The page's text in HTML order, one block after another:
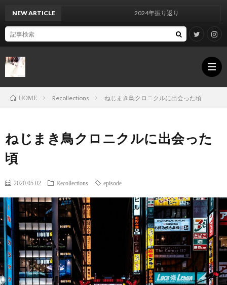
NEW ARTICLE 2024年振り返り
HOME Recollections ねじまき鳥クロニクルに出会った頃
ねじまき鳥クロニクルに出会った
頃
2020.05.02 Recollections episode